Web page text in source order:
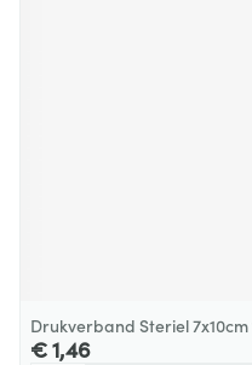
Drukverband Steriel 7x10cm
€ 1,46